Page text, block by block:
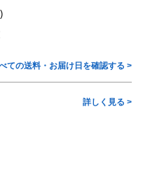
ての送料・お届け日を確認する >
詳しく見る >